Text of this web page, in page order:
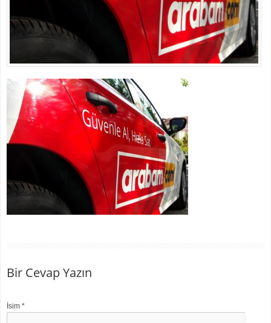
Bir Cevap Yazın
İsim *